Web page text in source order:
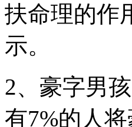
扶命理的作
示。
2、豪字男
有7%的人